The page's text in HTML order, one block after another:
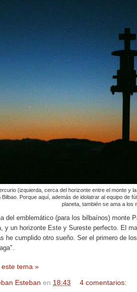
(izquierda, cerca del horizonte entre el monte y
Porque aquí, además de idolatrar al equipo de
planeta, también se ama a los
del emblemático (para los bilbaínos) monte
y un horizonte Este y Sureste perfecto. El
he cumplido otro sueño. Ser el primero de
tema »
Esteban en 18:43
4 comentarios: